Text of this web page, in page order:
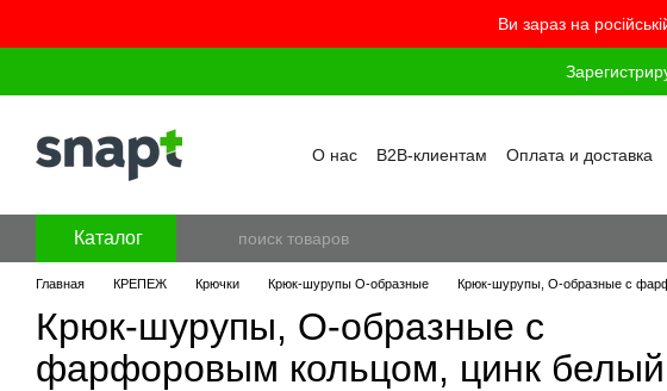
Ви зараз на
О нас B2B-клиентам Оплата и доставка
Каталог
Главная КРЕПЕЖ Крючки Крюк-шурупы O-образные Крюк-шурупы, O-образные с
Крюк-шурупы, O-образные с
фарфоровым кольцом, цинк белый